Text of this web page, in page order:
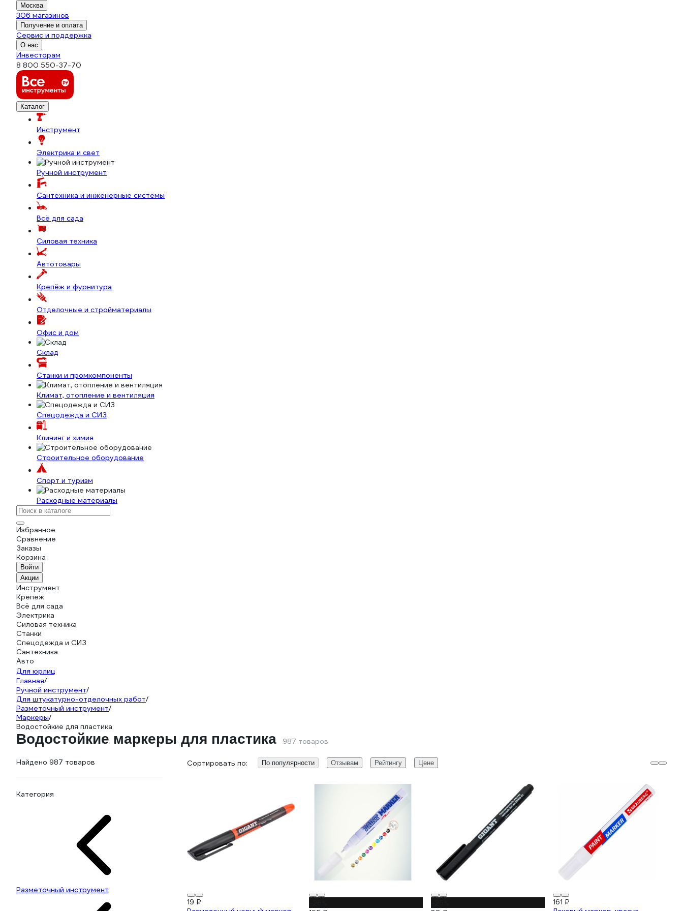
Москва
306 магазинов
Получение и оплата
Сервис и поддержка
О нас
Инвесторам
8 800 550-37-70
Каталог
Инструмент
Электрика и свет
Ручной инструмент
Сантехника и инженерные системы
Всё для сада
Силовая техника
Автотовары
Крепёж и фурнитура
Отделочные и стройматериалы
Офис и дом
Склад
Станки и промкомпоненты
Климат, отопление и вентиляция
Спецодежда и СИЗ
Клининг и химия
Строительное оборудование
Спорт и туризм
Расходные материалы
Избранное
Сравнение
Заказы
Корзина
Войти
Акции
Инструмент
Крепеж
Всё для сада
Электрика
Силовая техника
Станки
Спецодежда и СИЗ
Сантехника
Авто
Для юрлиц
Главная/
Ручной инструмент/
Для штукатурно-отделочных работ/
Разметочный инструмент/
Маркеры/
Водостойкие для пластика
Водостойкие маркеры для пластика 987 товаров
Найдено 987 товаров
Категория
Разметочный инструмент
Сортировать по: По популярности Отзывам Рейтингу Цене
19 ₽
161 ₽